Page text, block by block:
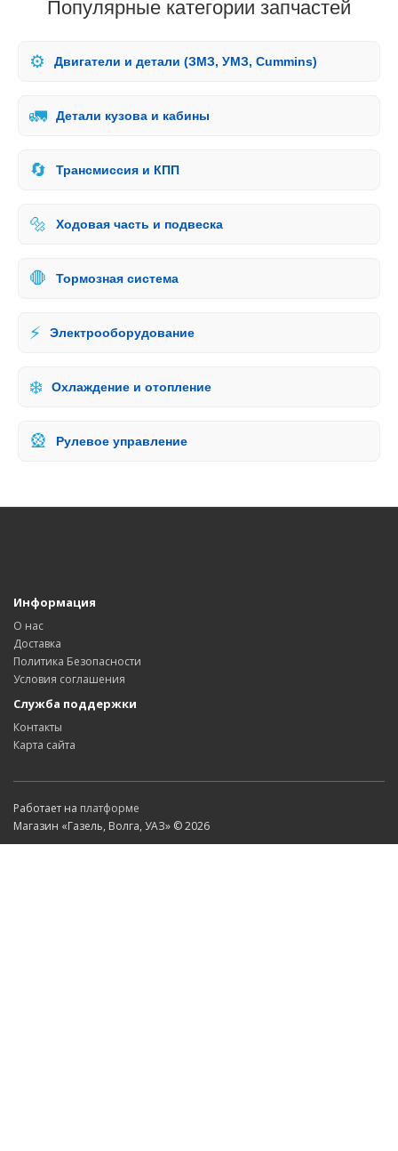
Популярные категории запчастей
⚙️ Двигатели и детали (ЗМЗ, УМЗ, Cummins)
🚛 Детали кузова и кабины
🔄 Трансмиссия и КПП
🔩 Ходовая часть и подвеска
🛑 Тормозная система
⚡ Электрооборудование
❄️ Охлаждение и отопление
🎡 Рулевое управление
Информация
О нас
Доставка
Политика Безопасности
Условия соглашения
Служба поддержки
Контакты
Карта сайта
Работает на платформе
Магазин «Газель, Волга, УАЗ» © 2026